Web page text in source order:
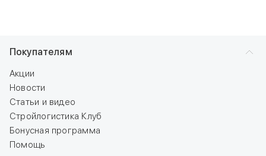
Покупателям
Акции
Новости
Статьи и видео
Стройлогистика Клуб
Бонусная программа
Помощь